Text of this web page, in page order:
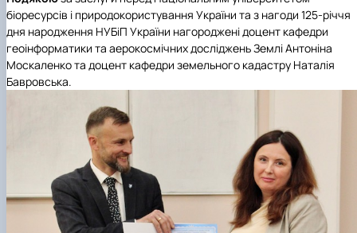
біоресурсів і природокористування України та з нагоди 125-річчя
дня народження НУБіП України нагороджені доцент кафедри
геоінформатики та аерокосмічних досліджень Землі Антоніна
Москаленко та доцент кафедри земельного кадастру Наталія
Бавровська.